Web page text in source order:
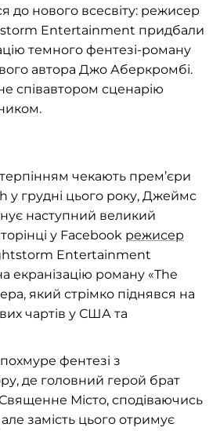
до нового всесвіту: режисер
Entertainment придбали
темного фентезі-роману
автора Джо Аберкромбі.
співавтором сценарію
чекають прем’єри
у грудні цього року, Джеймс
наступний великий
у Facebook режисер
Entertainment
екранізацію роману «The
який стрімко піднявся на
чартів у США та
фентезі з
де головний герой брат
Місто, сподіваючись
замість цього отримує